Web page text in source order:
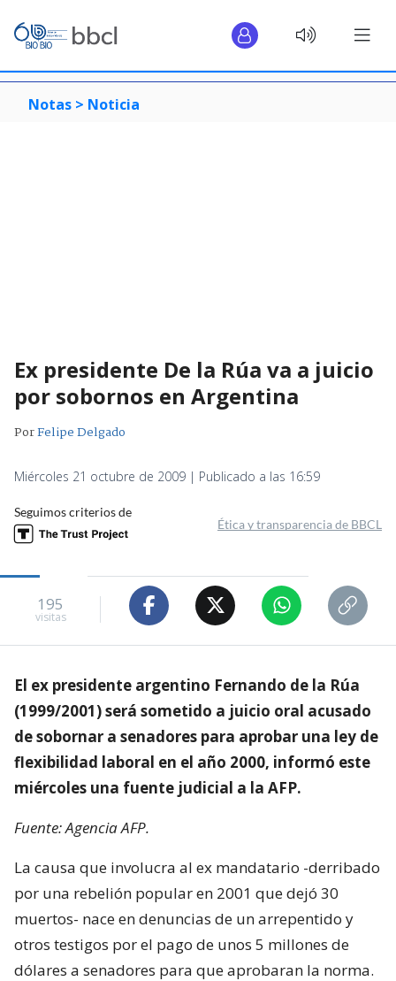
Notas > Noticia
Ex presidente De la Rúa va a juicio
por sobornos en Argentina
PorFelipe Delgado
Miércoles 21 octubre de 2009 | Publicado a las 16:59
Seguimos criterios de
Ética y transparencia de BBCL
195
visitas
El ex presidente argentino Fernando de la Rúa
(1999/2001) será sometido a juicio oral acusado
de sobornar a senadores para aprobar una ley de
flexibilidad laboral en el año 2000, informó este
miércoles una fuente judicial a la AFP.
Fuente: Agencia AFP.
La causa que involucra al ex mandatario -derribado
por una rebelión popular en 2001 que dejó 30
muertos- nace en denuncias de un arrepentido y
otros testigos por el pago de unos 5 millones de
dólares a senadores para que aprobaran la norma.